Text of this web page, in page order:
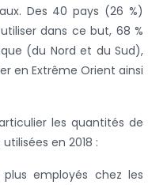
Des 40 pays (26 %)
dans ce but, 68 %
(du Nord et du Sud),
en Extrême Orient ainsi
les quantités de
en 2018 :
employés chez les